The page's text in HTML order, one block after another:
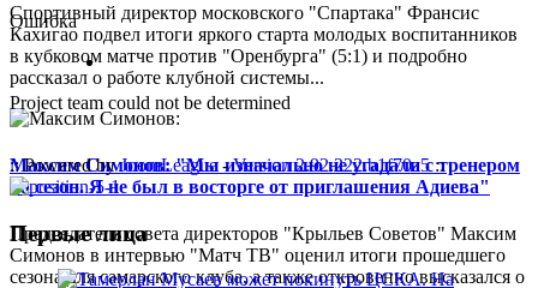
Спортивный директор московского "Спартака" Франсис
Кахигао подвел итоги яркого старта молодых воспитанников
в кубковом матче против "Оренбурга" (5:1) и подробно
рассказал о работе клубной системы...
Максим Симонов: "Мы изначально не угадали с тренером
на сезон. Я не был в восторге от приглашения Адиева"
Председатель совета директоров "Крыльев Советов" Максим
Симонов в интервью "Матч ТВ" оценил итоги прошедшего
сезона для самарского клуба, а также откровенно высказался о
Ошибка
Project team could not be determined
:: Powered byJoomLeague-Version 2.92.222.b1f70a5::
Первые лица